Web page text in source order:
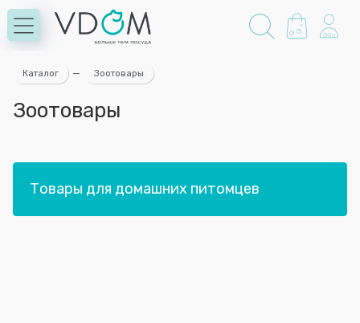
Каталог — Зоотовары
Зоотовары
Товары для домашних питомцев